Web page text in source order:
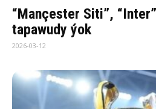
“Mançester Siti”,
tapawudy ýok
2026-03-12